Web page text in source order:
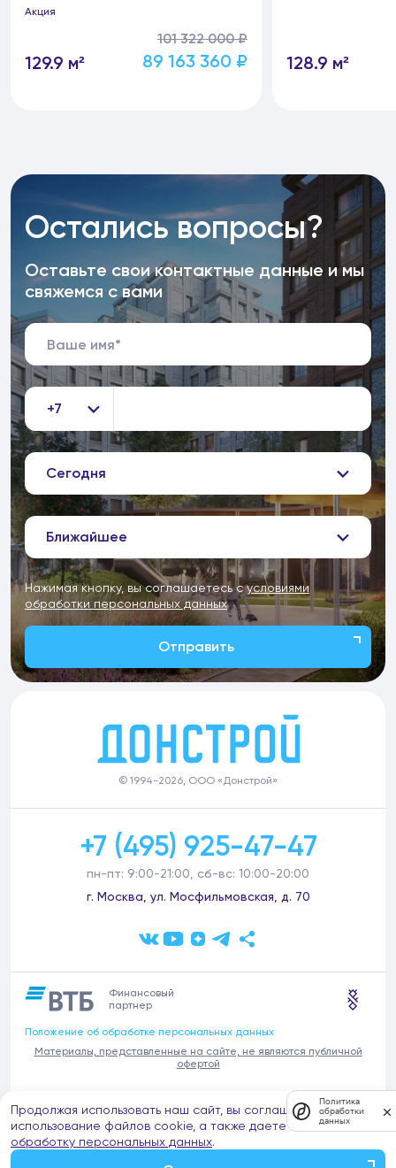
Акция
129.9 м²
101 322 000 ₽
89 163 360 ₽ 128.9 м²
Остались вопросы?
Оставьте свои контактные данные и мы
свяжемся с вами
+7
Сегодня
Ближайшее
Нажимая кнопку, вы соглашаетесь сусловиями
обработки персональных данных
Отправить
© 1994-2026, ООО «Донстрой»
+7 (495) 925-47-47
пн-пт: 9:00-21:00, сб-вс: 10:00-20:00
г. Москва, ул. Мосфильмовская, д. 70
Финансовый
партнер
Положение об обработке персональных данных
Материалы, представленные на сайте, не являются публичной
офертой
В связи с участившимися случаями предложений частных услуг от
имени компании Донстрой (проведения ремонтов, продажи
отделочных материалов и т.п.), обращаем внимание на то, что
компания Донстрой не оказывает таких услуг, не имеет
представительств такого профиля и не обращается к частным
Продолжая использовать наш сайт, вы соглашаетесь на
использование файлов cookie, а также даете согласие на
обработку персональных данных.
Политика
обработки
данных